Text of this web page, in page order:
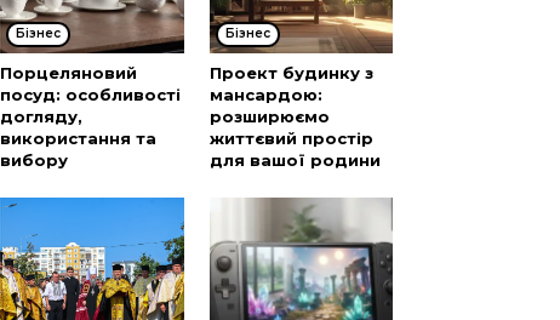
Бізнес
Порцеляновий
посуд: особливості
догляду,
використання та
вибору
Бізнес
Проект будинку з
мансардою:
розширюємо
життєвий простір
для вашої родини